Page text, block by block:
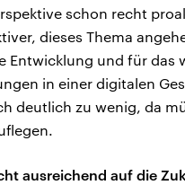
schon recht
dieses Thema
Entwicklung und für das
in einer digitalen
deutlich zu wenig, da
ausreichend auf die